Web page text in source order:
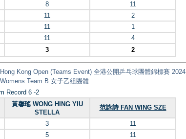
8
11
11
2
11
1
11
4
3 2
Hong Kong Open (Teams Event) 全港公開乒乓球團體錦標賽 2024
Womens Team B 女子乙組團體
Record 6 -2
黃馨瑤 WONG HING YIU
STELLA
范詠詩 FAN WING SZE
3
11
5
11